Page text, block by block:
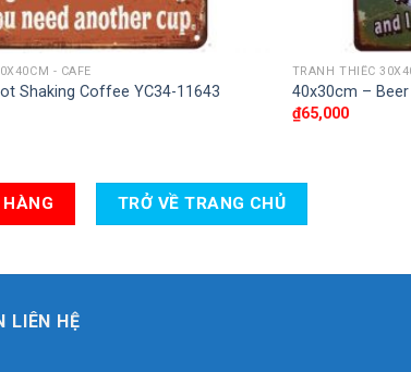
- CAFE
Shaking Coffee YC34-11643
TRANH THIẾC
40x30cm –
₫65,000
TRỞ VỀ TRANG CHỦ
LIÊN HỆ